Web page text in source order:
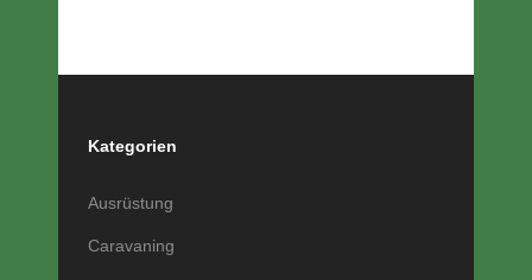
Kategorien
Ausrüstung
Caravaning